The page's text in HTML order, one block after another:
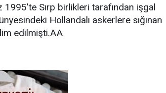
1995'te Sırp birlikleri tarafından işgal
Hollandalı askerlere sığınan
edilmişti.AA